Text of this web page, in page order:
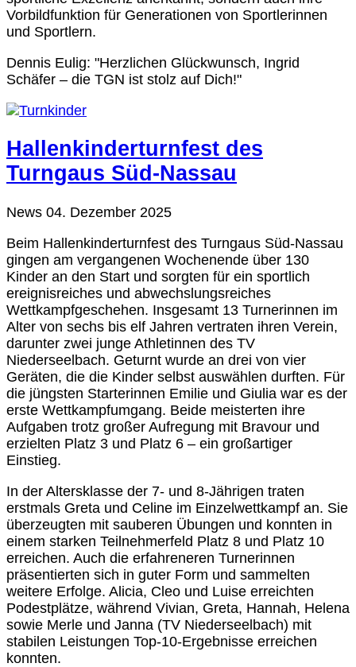
Vorbildfunktion für Generationen von Sportlerinnen
und Sportlern.
Dennis Eulig: "Herzlichen Glückwunsch, Ingrid
Schäfer – die TGN ist stolz auf Dich!"
Hallenkinderturnfest des
Turngaus Süd-Nassau
News 04. Dezember 2025
Beim Hallenkinderturnfest des Turngaus Süd-Nassau
gingen am vergangenen Wochenende über 130
Kinder an den Start und sorgten für ein sportlich
ereignisreiches und abwechslungsreiches
Wettkampfgeschehen. Insgesamt 13 Turnerinnen im
Alter von sechs bis elf Jahren vertraten ihren Verein,
darunter zwei junge Athletinnen des TV
Niederseelbach. Geturnt wurde an drei von vier
Geräten, die die Kinder selbst auswählen durften. Für
die jüngsten Starterinnen Emilie und Giulia war es der
erste Wettkampfumgang. Beide meisterten ihre
Aufgaben trotz großer Aufregung mit Bravour und
erzielten Platz 3 und Platz 6 – ein großartiger
Einstieg.
In der Altersklasse der 7- und 8-Jährigen traten
erstmals Greta und Celine im Einzelwettkampf an. Sie
überzeugten mit sauberen Übungen und konnten in
einem starken Teilnehmerfeld Platz 8 und Platz 10
erreichen. Auch die erfahreneren Turnerinnen
präsentierten sich in guter Form und sammelten
weitere Erfolge. Alicia, Cleo und Luise erreichten
Podestplätze, während Vivian, Greta, Hannah, Helena
sowie Merle und Janna (TV Niederseelbach) mit
stabilen Leistungen Top-10-Ergebnisse erreichen
konnten.